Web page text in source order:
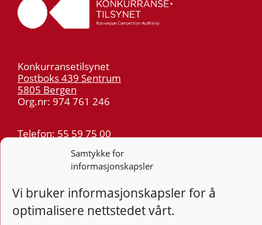
Samtykke for
informasjonskapsler
Vi bruker informasjonskapsler for å
optimalisere nettstedet vårt.
Konkurransetilsynet
Postboks 439 Sentrum
5805 Bergen
Org.nr: 974 761 246
Telefon: 55 59 75 00
Nyhetsvarsel >>
Personvern
Tilgjengelighetserklæring